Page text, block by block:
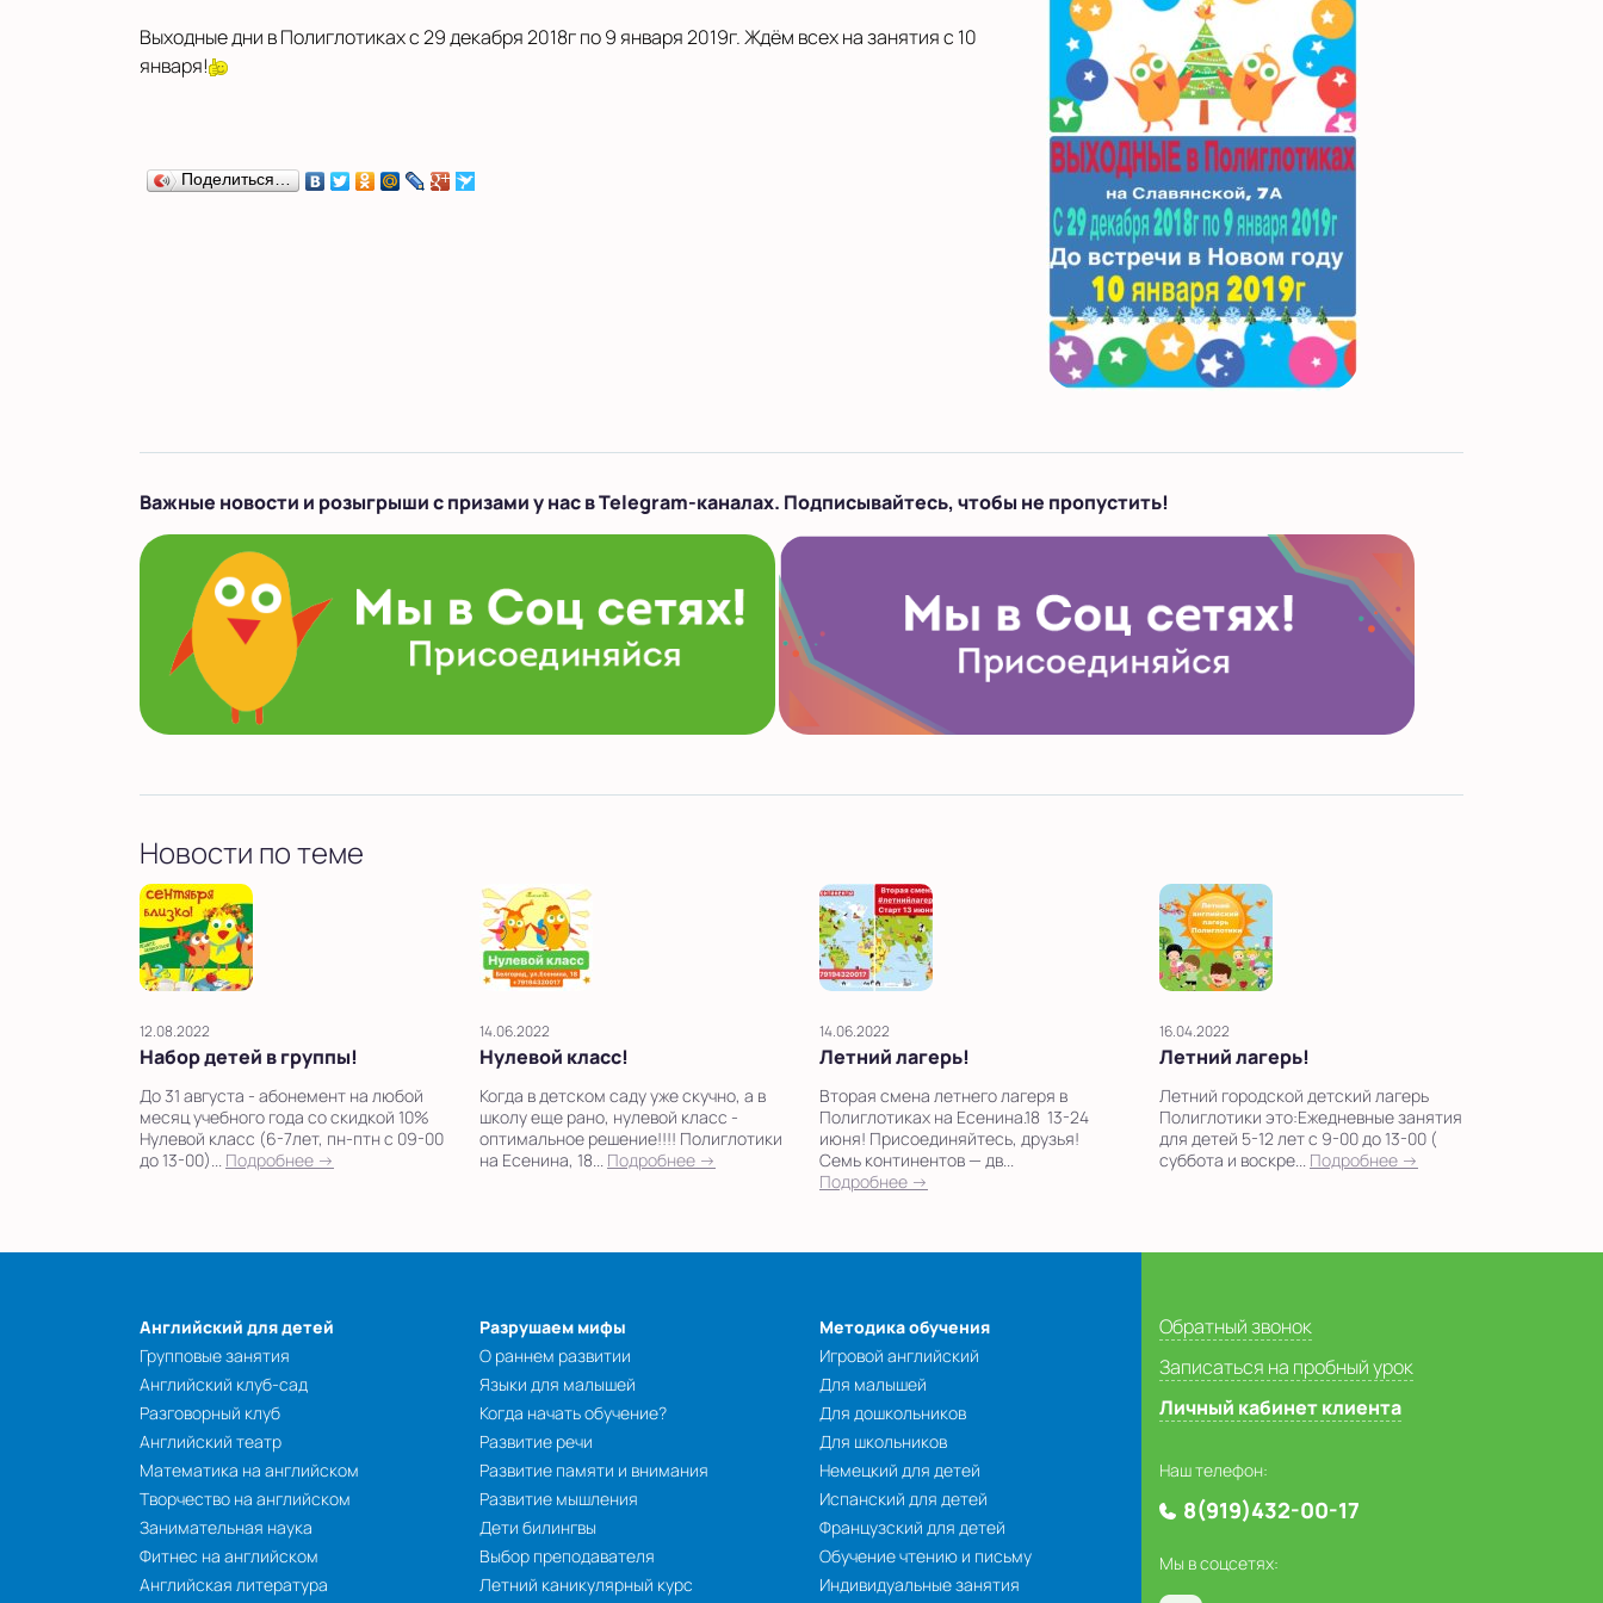
Выходные дни в Полиглотиках с 29 декабря 2018г по 9 января 2019г. Ждём всех на занятия с 10
января!
Поделиться…
Важные новости и розыгрыши с призами у нас в Telegram-каналах. Подписывайтесь, чтобы не пропустить!
Новости по теме
12.08.2022
Набор детей в группы!
До 31 августа - абонемент на любой
месяц учебного года со скидкой 10%
Нулевой класс (6-7лет, пн-птн с 09-00
до 13-00)... Подробнее →
14.06.2022
Нулевой класс!
Когда в детском саду уже скучно, а в
школу еще рано, нулевой класс -
оптимальное решение!!!! Полиглотики
на Есенина, 18... Подробнее →
14.06.2022
Летний лагерь!
Вторая смена летнего лагеря в
Полиглотиках на Есенина.18 13-24
июня! Присоединяйтесь, друзья!
Семь континентов — дв...
Подробнее →
16.04.2022
Летний лагерь!
Летний городской детский лагерь
Полиглотики это:Ежедневные занятия
для детей 5-12 лет с 9-00 до 13-00 (
суббота и воскре... Подробнее →
Английский для детей
Групповые занятия
Английский клуб-сад
Разговорный клуб
Английский театр
Математика на английском
Творчество на английском
Занимательная наука
Фитнес на английском
Английская литература
Разрушаем мифы
О раннем развитии
Языки для малышей
Когда начать обучение?
Развитие речи
Развитие памяти и внимания
Развитие мышления
Дети билингвы
Выбор преподавателя
Летний каникулярный курс
Методика обучения
Игровой английский
Для малышей
Для дошкольников
Для школьников
Немецкий для детей
Испанский для детей
Французский для детей
Обучение чтению и письму
Индивидуальные занятия
Обратный звонок
Записаться на пробный урок
Личный кабинет клиента
Наш телефон:
8(919)432-00-17
Мы в соцсетях: